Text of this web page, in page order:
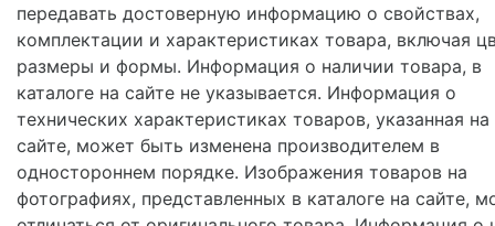
передавать достоверную информацию о свойствах,
комплектации и характеристиках товара, включая
размеры и формы. Информация о наличии товара, в
каталоге на сайте не указывается. Информация о
технических характеристиках товаров, указанная на
сайте, может быть изменена производителем в
одностороннем порядке. Изображения товаров на
фотографиях, представленных в каталоге на сайте,